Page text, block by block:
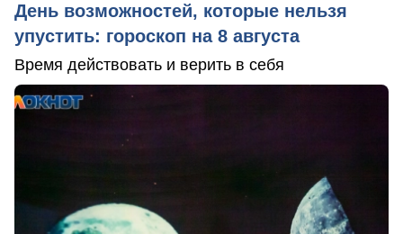
День возможностей, которые нельзя
упустить: гороскоп на 8 августа
Время действовать и верить в себя